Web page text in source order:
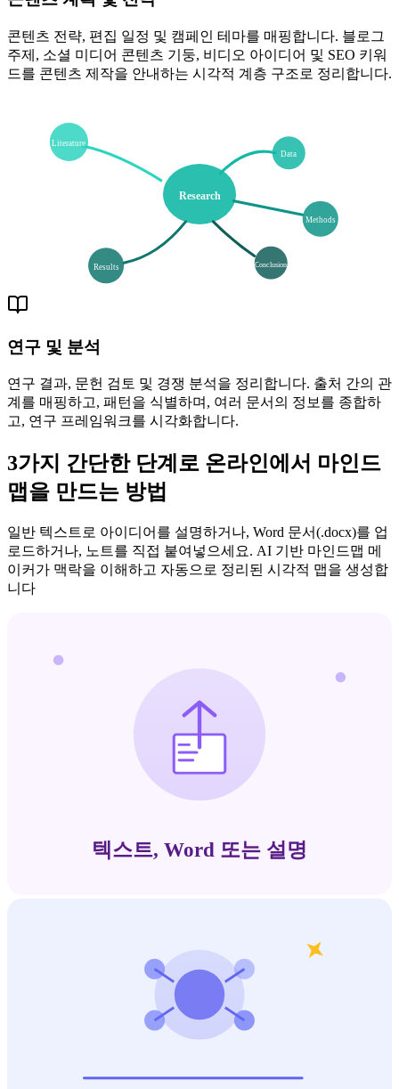
콘텐츠 전략, 편집 일정 및 캠페인 테마를 매핑합니다. 블로그
주제, 소셜 미디어 콘텐츠 기둥, 비디오 아이디어 및 SEO 키워
드를 콘텐츠 제작을 안내하는 시각적 계층 구조로 정리합니다.
Research
Literature
Data
Methods
Results Conclusion
연구 및 분석
연구 결과, 문헌 검토 및 경쟁 분석을 정리합니다. 출처 간의 관
계를 매핑하고, 패턴을 식별하며, 여러 문서의 정보를 종합하
고, 연구 프레임워크를 시각화합니다.
3가지 간단한 단계로 온라인에서 마인드
맵을 만드는 방법
일반 텍스트로 아이디어를 설명하거나, Word 문서(.docx)를 업
로드하거나, 노트를 직접 붙여넣으세요. AI 기반 마인드맵 메
이커가 맥락을 이해하고 자동으로 정리된 시각적 맵을 생성합
니다
텍스트, Word 또는 설명